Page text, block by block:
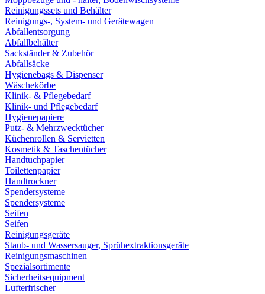
Reinigungssets und Behälter
Reinigungs-, System- und Gerätewagen
Abfallentsorgung
Abfallbehälter
Sackständer & Zubehör
Abfallsäcke
Hygienebags & Dispenser
Wäschekörbe
Klinik- & Pflegebedarf
Klinik- und Pflegebedarf
Hygienepapiere
Putz- & Mehrzwecktücher
Küchenrollen & Servietten
Kosmetik & Taschentücher
Handtuchpapier
Toilettenpapier
Handtrockner
Spendersysteme
Spendersysteme
Seifen
Seifen
Reinigungsgeräte
Staub- und Wassersauger, Sprühextraktionsgeräte
Reinigungsmaschinen
Spezialsortimente
Sicherheitsequipment
Lufterfrischer